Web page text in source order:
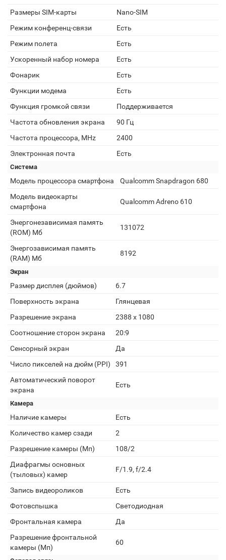
Размеры SIM-карты
Nano-SIM
Режим конференц-связи
Есть
Режим полета
Есть
Ускоренный набор номера
Есть
Фонарик
Есть
Функции модема
Есть
Функция громкой связи
Поддерживается
Частота обновления экрана
90 Гц
Частота процессора, MHz
2400
Электронная почта
Есть
Система
Модель процессора смартфона
Qualcomm Snapdragon 680
Модель видеокарты
смартфона
Qualcomm Adreno 610
Энергонезависимая память
(ROM) Мб
131072
Энергозависимая память
(RAM) Мб
8192
Экран
Размер дисплея (дюймов)
6.7
Поверхность экрана
Глянцевая
Разрешение экрана
2388 x 1080
Соотношение сторон экрана
20:9
Сенсорный экран
Да
Число пикселей на дюйм (PPI)
391
Автоматический поворот
экрана
Есть
Камера
Наличие камеры
Есть
Количество камер сзади
2
Разрешение камеры (Мп)
108/2
Диафрагмы основных
(тыловых) камер
F/1.9, f/2.4
Запись видеороликов
Есть
Фотовспышка
Светодиодная
Фронтальная камера
Да
Разрешение фронтальной
камеры (Мп)
60